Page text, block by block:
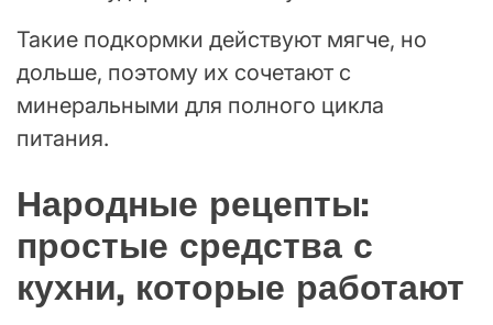
Такие подкормки действуют мягче, но
дольше, поэтому их сочетают с
минеральными для полного цикла
питания.
Народные рецепты:
простые средства с
кухни, которые работают